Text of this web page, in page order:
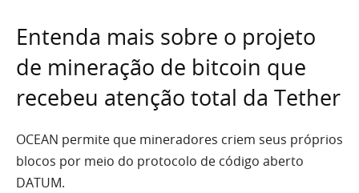
Entenda mais sobre o projeto
de mineração de bitcoin que
recebeu atenção total da Tether
OCEAN permite que mineradores criem seus próprios
blocos por meio do protocolo de código aberto
DATUM.